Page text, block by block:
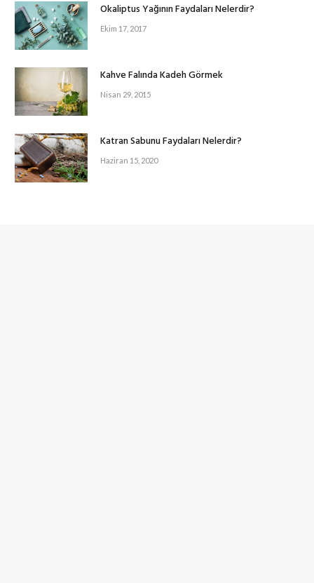
Okaliptus Yağının Faydaları Nelerdir?
Ekim 17, 2017
Kahve Falında Kadeh Görmek
Nisan 29, 2015
Katran Sabunu Faydaları Nelerdir?
Haziran 15, 2020